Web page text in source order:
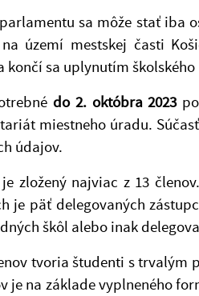
sa môže stať iba
území mestskej časti
sa uplynutím školského
do 2. októbra 2023
miestneho úradu.
údajov.
zložený najviac z 13
je päť delegovaných
škôl alebo inak
tvoria študenti s trvalým
je na základe vyplneného